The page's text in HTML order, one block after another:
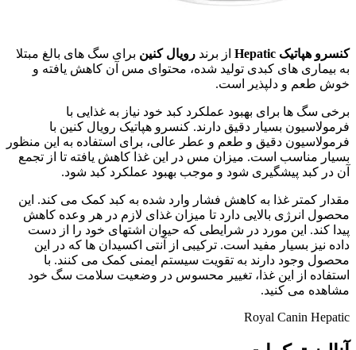
کنسرو هپاتیک Hepatic از برند رویال کنین برای سگ های بالغ مبتلا
به بیماری های کبدی تولید شده، محتوای مس آن کاهش یافته و
خوش طعم و دلپذیر است.
برخی سگ ها برای بهبود عملکرد کبد خود نیاز به غذایی با
فرمولاسیون بسیار دقیق دارند. کنسرو هپاتیک رویال کنین با
فرمولاسیون دقیق و طعم و عطر عالی، برای استفاده به این منظور
بسیار مناسب است. میزان مس در این غذا کاهش یافته تا از تجمع
آن در کبد پیشگیری شود و موجب بهبود عملکرد کبد شود.
مقدار کمتر غذا به کاهش فشار وارد شده به کبد کمک می کند. این
محصول انرژی بالایی دارد تا میزان غذای لازم در هر وعده کاهش
پیدا کند. این مورد در شرایطی که حیوان اشتهای خود را از دست
داده نیز بسیار مفید است. ترکیبی از آنتی اکسیدان ها که در این
محصول وجود دارند به تقویت سیستم ایمنی کمک می کنند. با
استفاده از این غذا، تغییر محسوس در وضعیت سلامت سگ خود
مشاهده می کنید.
Royal Canin Hepatic